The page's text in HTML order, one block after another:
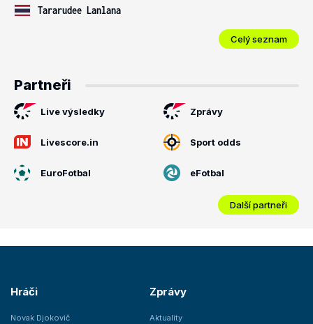
Tararudee Lanlana
Celý seznam
Partneři
Live výsledky Zprávy
Livescore.in Sport odds
EuroFotbal eFotbal
Další partneři
Hráči
Novak Djokovič
Zprávy
Aktuality